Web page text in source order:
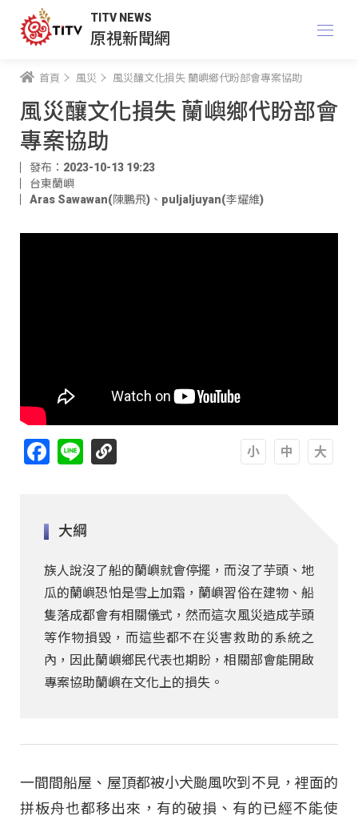
TITV NEWS
原視新聞網
首頁 風災 風災釀文化損失 蘭嶼鄉代盼部會專案協助
風災釀文化損失 蘭嶼鄉代盼部會
專案協助
發布：2023-10-13 19:23
台東蘭嶼
Aras Sawawan(陳鵬飛) 、 puljaljuyan(李耀維)
Facebook
Line
大綱
族人說沒了船的蘭嶼就會停擺，而沒了芋頭、地
瓜的蘭嶼恐怕是雪上加霜，蘭嶼習俗在建物、船
隻落成都會有相關儀式，然而這次風災造成芋頭
等作物損毀，而這些都不在災害救助的系統之
內，因此蘭嶼鄉民代表也期盼，相關部會能開啟
專案協助蘭嶼在文化上的損失。
一間間船屋、屋頂都被小犬颱風吹到不見，裡面的
拼板舟也都移出來，有的破損、有的已經不能使